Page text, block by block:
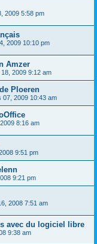
2009 5:58 pm
2009 10:10 pm
Amzer
2009 9:12 am
Ploeren
07, 2009 10:43 am
8:16 am
9:51 pm
9:21 pm
2008 7:51 am
avec du logiciel libre
9:38 am